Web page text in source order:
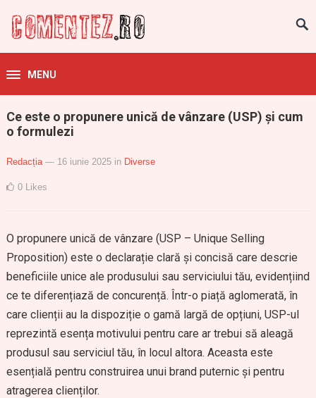
MENU
Ce este o propunere unică de vânzare (USP) și cum
o formulezi
Redacția — 16 iunie 2025 in Diverse
0 Likes
O propunere unică de vânzare (USP – Unique Selling
Proposition) este o declarație clară și concisă care descrie
beneficiile unice ale produsului sau serviciului tău, evidențiind
ce te diferențiază de concurență. Într-o piață aglomerată, în
care clienții au la dispoziție o gamă largă de opțiuni, USP-ul
reprezintă esența motivului pentru care ar trebui să aleagă
produsul sau serviciul tău, în locul altora. Aceasta este
esențială pentru construirea unui brand puternic și pentru
atragerea clienților.